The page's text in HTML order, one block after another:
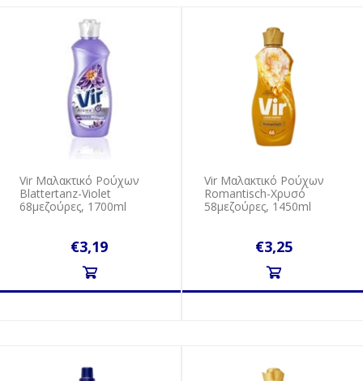
Vir Μαλακτικό Ρούχων
Blattertanz-Violet
68μεζούρες, 1700ml
€3,19
Vir Μαλακτικό Ρούχων
Romantisch-Χρυσό
58μεζούρες, 1450ml
€3,25